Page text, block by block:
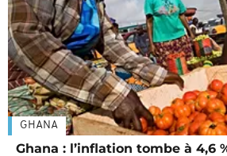
GHANA
Ghana : l’inflation tombe à 4,6